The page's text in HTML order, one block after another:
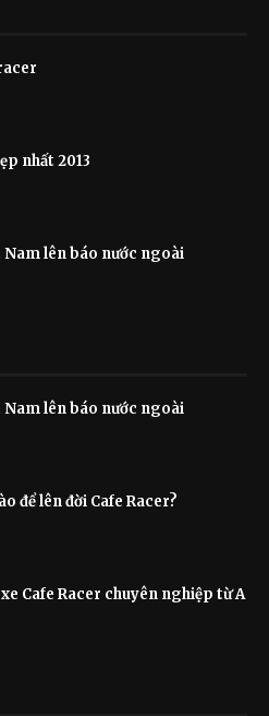
nhất 2013
Nam lên báo nước ngoài
Nam lên báo nước ngoài
để lên đời Cafe Racer?
Cafe Racer chuyên nghiệp từ A